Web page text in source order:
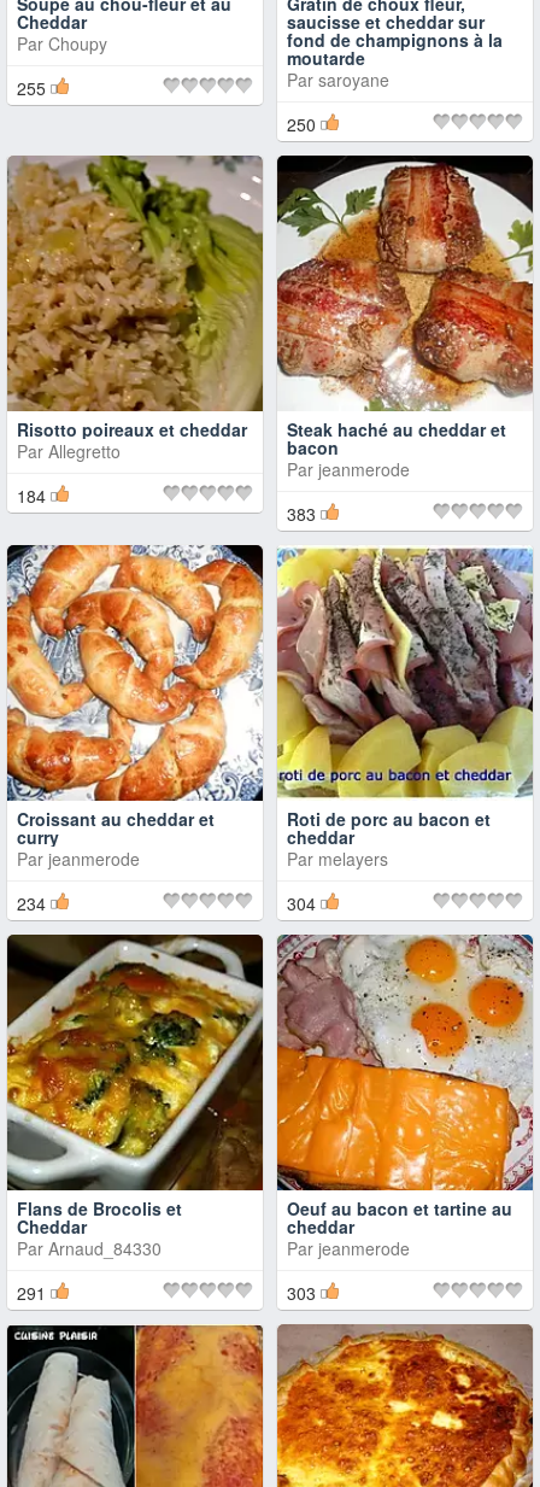
Cheddar
Par Choupy
255
saucisse et cheddar sur
fond de champignons à la
moutarde
Par saroyane
250
Risotto poireaux et cheddar
Par Allegretto
184
Steak haché au cheddar et
bacon
Par jeanmerode
383
Croissant au cheddar et
curry
Par jeanmerode
234
Roti de porc au bacon et
cheddar
Par melayers
304
Flans de Brocolis et
Cheddar
Par Arnaud_84330
291
Oeuf au bacon et tartine au
cheddar
Par jeanmerode
303